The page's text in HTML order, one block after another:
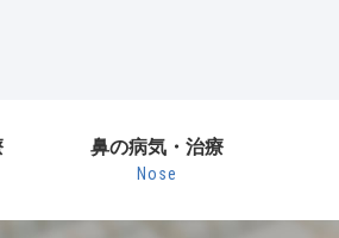
鼻の病気・治療
Nose